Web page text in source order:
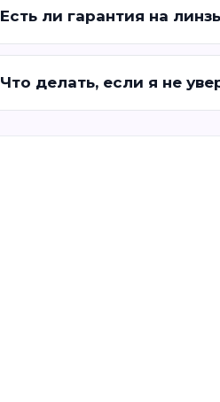
Есть ли гарантия на
Что делать, если я не